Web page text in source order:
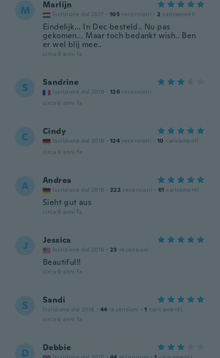
M Marlijn
Iscrizione dal 2017 · 105 recensioni · 2 caricamenti
Eindelijk... In Dec besteld.. Nu pas
gekomen... Maar toch bedankt wish.. Ben
er wel blij mee..
circa 6 anni fa
S Sandrine
Iscrizione dal 2019 · 126 recensioni
circa 6 anni fa
C Cindy
Iscrizione dal 2016 · 124 recensioni · 10 caricamenti
circa 6 anni fa
A Andrea
Iscrizione dal 2016 · 222 recensioni · 61 caricamenti
Sieht gut aus
circa 6 anni fa
J Jessica
Iscrizione dal 2016 · 23 recensioni
Beautiful!!
circa 6 anni fa
S Sandi
Iscrizione dal 2016 · 44 recensioni · 1 caricamenti
circa 6 anni fa
D Debbie